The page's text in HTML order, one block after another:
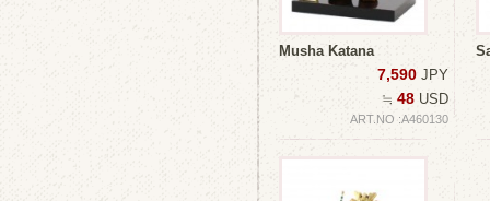
Musha Katana
7,590 JPY
≒ 48 USD
ART.NO :A460130